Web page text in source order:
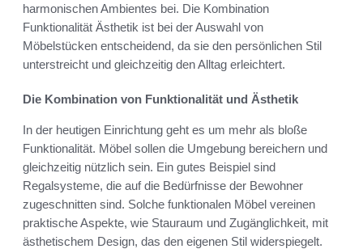
harmonischen Ambientes bei. Die Kombination
Funktionalität Ästhetik ist bei der Auswahl von
Möbelstücken entscheidend, da sie den persönlichen Stil
unterstreicht und gleichzeitig den Alltag erleichtert.
Die Kombination von Funktionalität und Ästhetik
In der heutigen Einrichtung geht es um mehr als bloße
Funktionalität. Möbel sollen die Umgebung bereichern und
gleichzeitig nützlich sein. Ein gutes Beispiel sind
Regalsysteme, die auf die Bedürfnisse der Bewohner
zugeschnitten sind. Solche funktionalen Möbel vereinen
praktische Aspekte, wie Stauraum und Zugänglichkeit, mit
ästhetischem Design, das den eigenen Stil widerspiegelt.